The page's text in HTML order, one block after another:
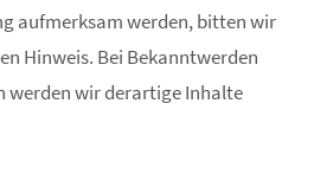
aufmerksam werden, bitten wir
Hinweis. Bei Bekanntwerden
werden wir derartige Inhalte